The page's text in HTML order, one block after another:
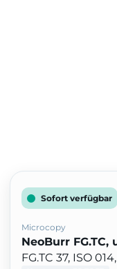
Sofort verfügbar
Microcopy
NeoBurr
FG.TC 37, ISO